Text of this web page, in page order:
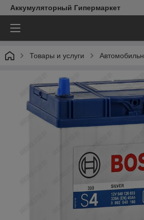
Аккумуляторный Гипермаркет
Товары и услуги